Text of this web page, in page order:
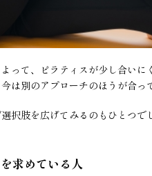
って、ピラティスが少し合い
は別のアプローチのほうが合っ
択肢を広げてみるのもひとつで
求めている人